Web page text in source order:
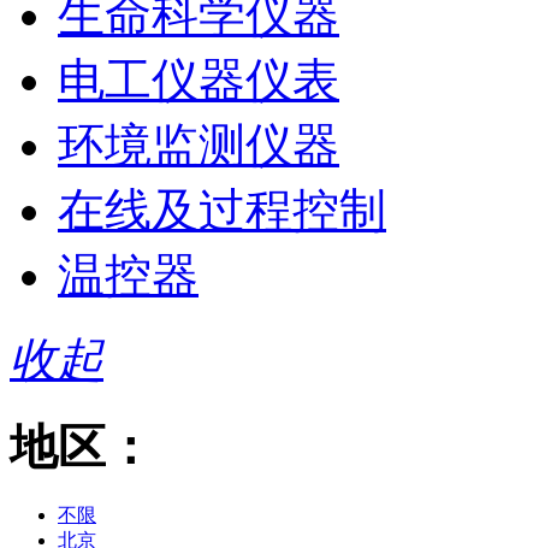
生命科学仪器
电工仪器仪表
环境监测仪器
在线及过程控制
温控器
收起
地区：
不限
北京